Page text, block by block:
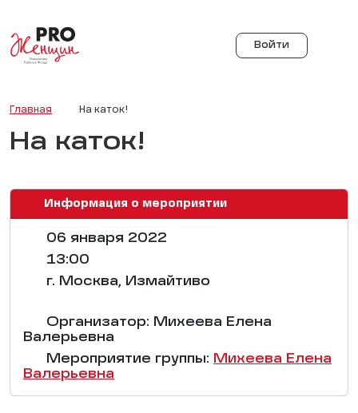
Войти
Главная На каток!
На каток!
Информация о мероприятии
06 января 2022
13:00
г. Москва, Измайтиво
Организатор: Михеева Елена
Валерьевна
Мероприятие группы: Михеева Елена
Валерьевна